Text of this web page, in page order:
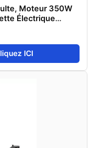
Moteur 350W
Électrique
Electric
APP
ICI